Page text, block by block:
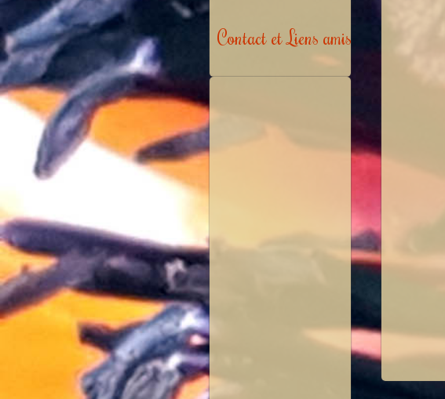
Contact et Liens amis